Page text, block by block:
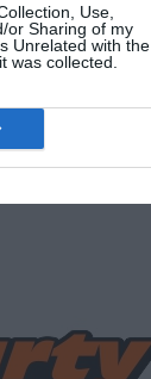
Use,
or Sharing of my
Unrelated with the
was collected.